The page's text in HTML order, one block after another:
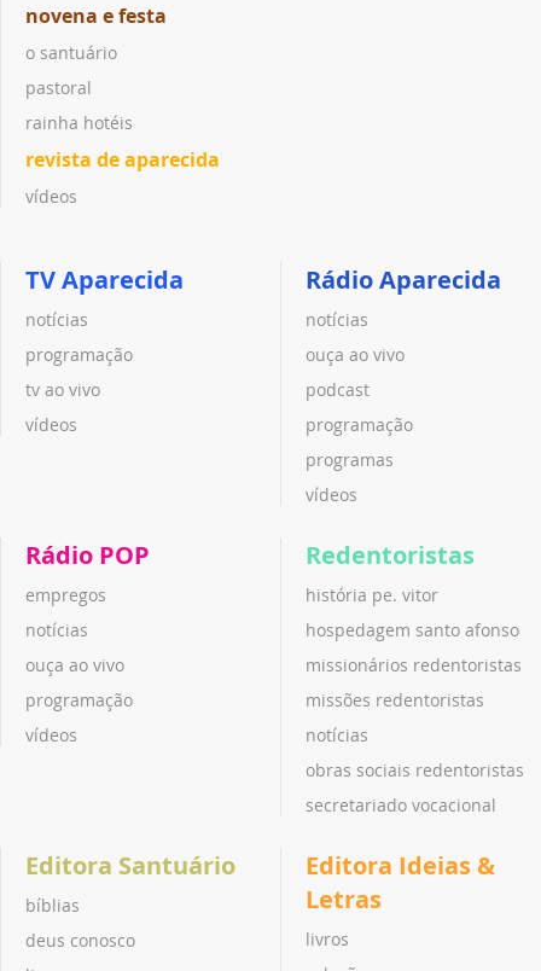
novena e festa
o santuário
pastoral
rainha hotéis
revista de aparecida
vídeos
TV Aparecida
notícias
programação
tv ao vivo
vídeos
Rádio Aparecida
notícias
ouça ao vivo
podcast
programação
programas
vídeos
Rádio POP
empregos
notícias
ouça ao vivo
programação
vídeos
Redentoristas
história pe. vitor
hospedagem santo afonso
missionários redentoristas
missões redentoristas
notícias
obras sociais redentoristas
secretariado vocacional
Editora Santuário
bíblias
deus conosco
Editora Ideias &
Letras
livros